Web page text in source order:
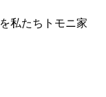
私たちトモニ家